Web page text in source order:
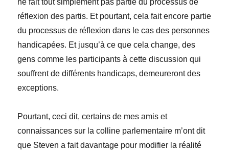
ne fait tout simplement pas partie du processus de
réflexion des partis. Et pourtant, cela fait encore partie
du processus de réflexion dans le cas des personnes
handicapées. Et jusqu’à ce que cela change, des
gens comme les participants à cette discussion qui
souffrent de différents handicaps, demeureront des
exceptions.
Pourtant, ceci dit, certains de mes amis et
connaissances sur la colline parlementaire m’ont dit
que Steven a fait davantage pour modifier la réalité